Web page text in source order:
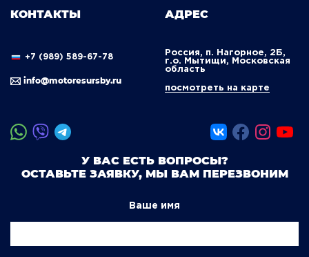
КОНТАКТЫ
+7 (989) 589-67-78
info@motoresursby.ru
АДРЕС
Россия, п. Нагорное, 2Б,
г.о. Мытищи, Московская
область
посмотреть на карте
У ВАС ЕСТЬ ВОПРОСЫ?
ОСТАВЬТЕ ЗАЯВКУ, МЫ ВАМ ПЕРЕЗВОНИМ
Ваше имя